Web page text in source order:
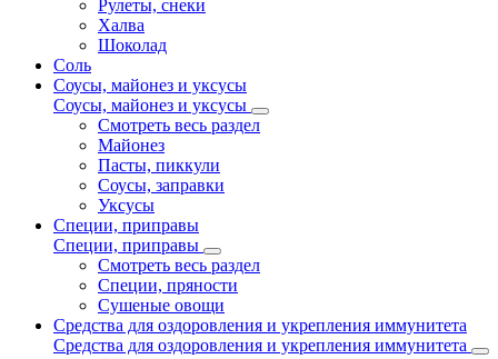
Рулеты, снеки
Халва
Шоколад
Соль
Соусы, майонез и уксусы
Соусы, майонез и уксусы
Смотреть весь раздел
Майонез
Пасты, пиккули
Соусы, заправки
Уксусы
Специи, приправы
Специи, приправы
Смотреть весь раздел
Специи, пряности
Сушеные овощи
Средства для оздоровления и укрепления иммунитета
Средства для оздоровления и укрепления иммунитета